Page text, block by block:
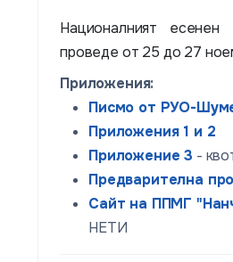
Националният
проведе от 25 до 27
Приложения:
Писмо от РУО-
Приложения 1 и 2
Приложение 3 -
Предварителна
Сайт на ППМГ
НЕТИ